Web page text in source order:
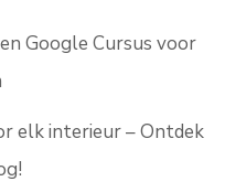
Google Cursus voor
elk interieur – Ontdek